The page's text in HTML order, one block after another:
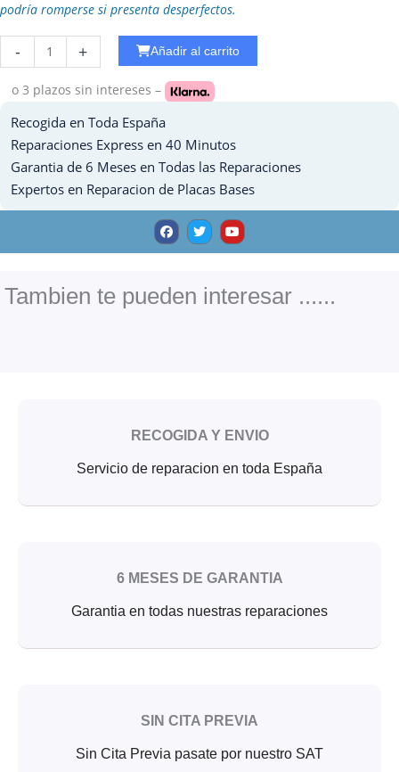
podría romperse si presenta desperfectos.
-
Auricular
Ipad
12.9
2018
cantidad
+ Añadir al carrito
o 3 plazos sin intereses –
Recogida en Toda España
Reparaciones Express en 40 Minutos
Garantia de 6 Meses en Todas las Reparaciones
Expertos en Reparacion de Placas Bases
F
a
c
e
o
k
T
w
i
t
Y
o
u
t
e
Tambien te pueden interesar ......
RECOGIDA Y ENVIO
Servicio de reparacion en toda España
6 MESES DE GARANTIA
Garantia en todas nuestras reparaciones
SIN CITA PREVIA
Sin Cita Previa pasate por nuestro SAT